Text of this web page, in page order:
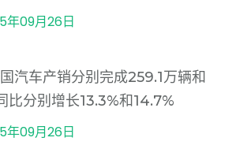
年09月26日
汽车产销分别完成259.1万辆和
比分别增长13.3%和14.7%
年09月26日